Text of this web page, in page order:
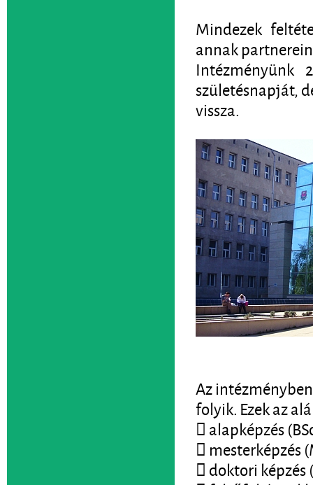
Mindezek
annak
Intézményünk
születésnapját,
vissza.
Az
folyik. Ezek az
 alapképzés
 mesterképzés
 doktori képzés